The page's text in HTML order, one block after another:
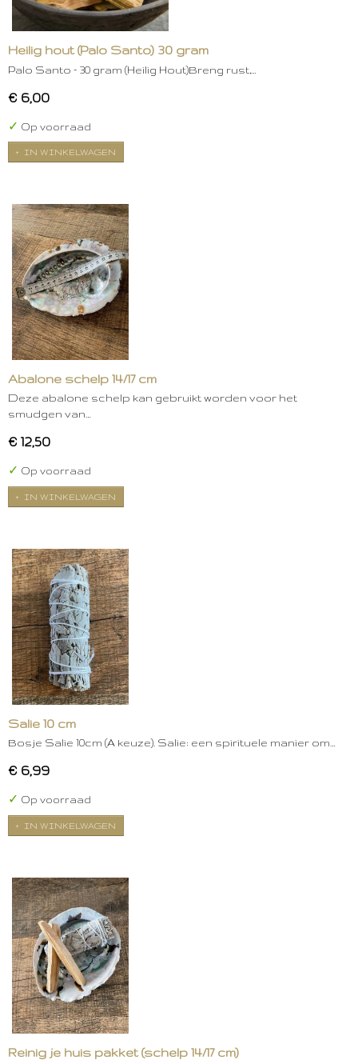
Heilig hout (Palo Santo) 30 gram
Palo Santo – 30 gram (Heilig Hout)Breng rust,…
€ 6,00
✓ Op voorraad
IN WINKELWAGEN
Abalone schelp 14/17 cm
Deze abalone schelp kan gebruikt worden voor het
smudgen van…
€ 12,50
✓ Op voorraad
IN WINKELWAGEN
Salie 10 cm
Bosje Salie 10cm (A keuze). Salie: een spirituele manier om…
€ 6,99
✓ Op voorraad
IN WINKELWAGEN
Reinig je huis pakket (schelp 14/17 cm)